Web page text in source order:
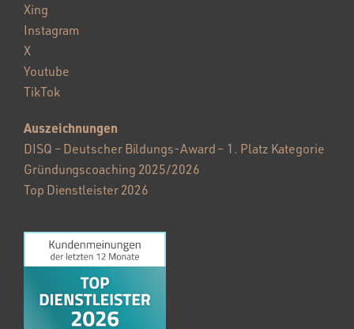
Xing
Instagram
X
Youtube
TikTok
Auszeichnungen
DISQ – Deutscher Bildungs-Award – 1. Platz Kategorie
Gründungscoaching 2025/2026
Top Dienstleister 2026